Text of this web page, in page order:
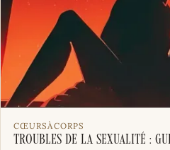
CŒURSÀCORPS
Troubles de la sexualité :